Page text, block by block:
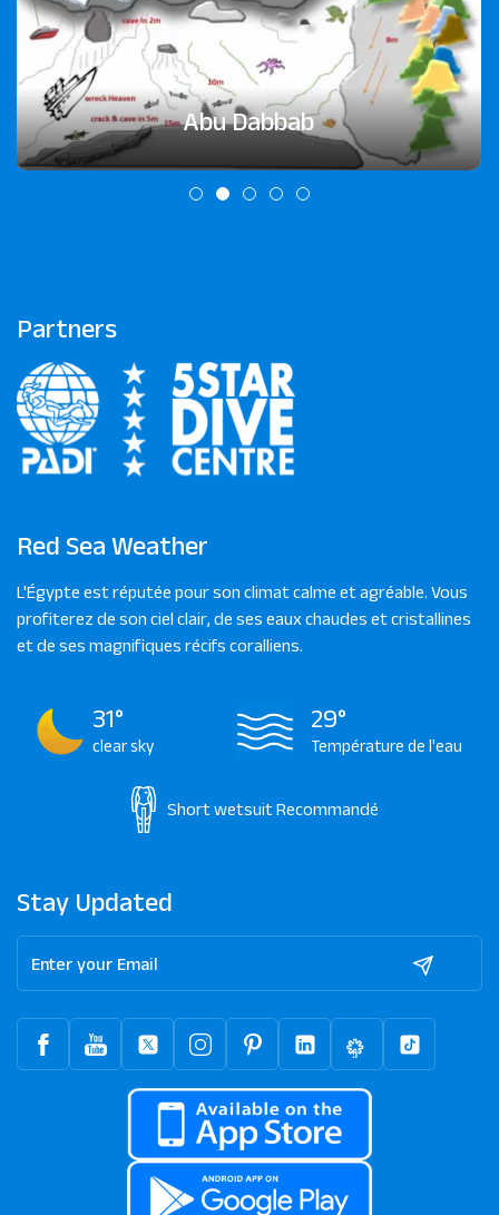
Abu Dabbab
Partners
Red Sea Weather
L'Égypte est réputée pour son climat calme et agréable. Vous
profiterez de son ciel clair, de ses eaux chaudes et cristallines
et de ses magnifiques récifs coralliens.
31°
clear sky
29°
Température de l'eau
Short wetsuitRecommandé
Stay Updated